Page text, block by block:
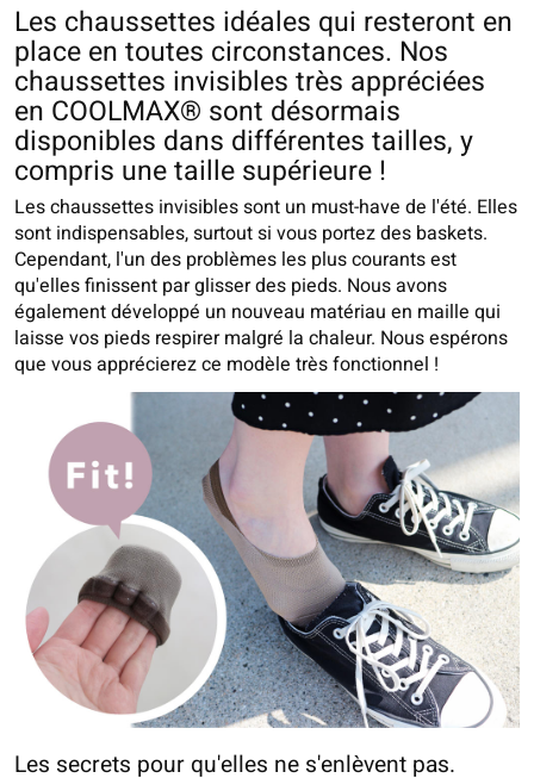
Les chaussettes idéales qui resteront en
place en toutes circonstances. Nos
chaussettes invisibles très appréciées
en COOLMAX® sont désormais
disponibles dans différentes tailles, y
compris une taille supérieure !
Les chaussettes invisibles sont un must-have de l'été. Elles
sont indispensables, surtout si vous portez des baskets.
Cependant, l'un des problèmes les plus courants est
qu'elles finissent par glisser des pieds. Nous avons
également développé un nouveau matériau en maille qui
laisse vos pieds respirer malgré la chaleur. Nous espérons
que vous apprécierez ce modèle très fonctionnel !
Les secrets pour qu'elles ne s'enlèvent pas.